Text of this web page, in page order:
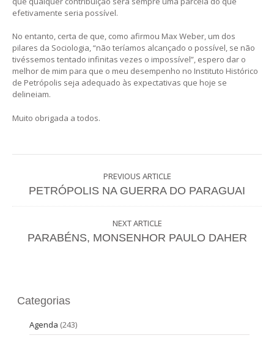
efetivamente seria possível.
No entanto, certa de que, como afirmou Max Weber, um dos
pilares da Sociologia, “não teríamos alcançado o possível, se não
tivéssemos tentado infinitas vezes o impossível”, espero dar o
melhor de mim para que o meu desempenho no Instituto Histórico
de Petrópolis seja adequado às expectativas que hoje se
delineiam.
Muito obrigada a todos.
PREVIOUS ARTICLE
PETRÓPOLIS NA GUERRA DO PARAGUAI
NEXT ARTICLE
PARABÉNS, MONSENHOR PAULO DAHER
Categorias
Agenda (243)